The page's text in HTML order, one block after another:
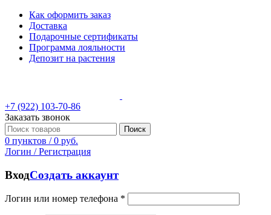
Как оформить заказ
Доставка
Подарочные сертификаты
Программа лояльности
Депозит на растения
+7 (922) 103-70-86
Заказать звонок
Поиск
0 пунктов / 0 руб.
Логин / Регистрация
ВходСоздать аккаунт
Логин или номер телефона *